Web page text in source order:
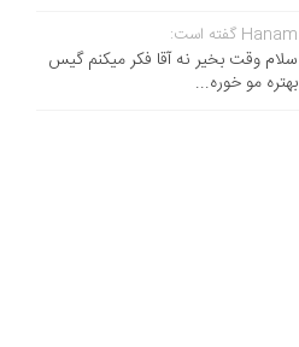
Hanam گفته است:
سلام وقت بخیر نه آقا فکر میکنم گیس
بهتره مو خوره...